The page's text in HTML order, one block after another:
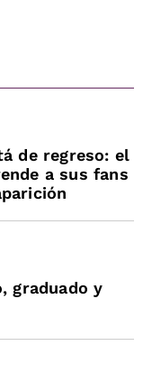
de regreso: el
a sus fans
graduado y